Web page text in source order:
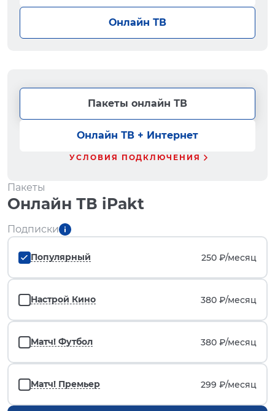
Онлайн ТВ
Пакеты онлайн ТВ
Онлайн ТВ + Интернет
УСЛОВИЯ ПОДКЛЮЧЕНИЯ
Пакеты
Онлайн ТВ iPakt
Подписки
Популярный 250 ₽/месяц
Настрой Кино 380 ₽/месяц
Матч! Футбол 380 ₽/месяц
Матч! Премьер 299 ₽/месяц